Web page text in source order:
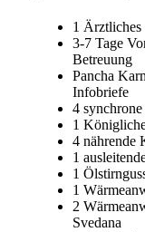
1 Ärztliches
3-7 Tage
Betreuung
Pancha
Infobriefe
4
1
4 nährende
1
1
1
2
Svedana